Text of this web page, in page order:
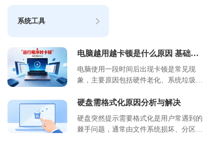
系统工具
电脑越用越卡顿是什么原因 基础排
查步骤
电脑使用一段时间后出现卡顿是常见现
象，主要原因包括硬件老化、系统垃圾堆
绍了卡顿的核心成因，提供了适合小白的
及硬件升级方案。通过科学维护，可显著
延长电脑使用寿命，提升运行效率。浙舟
硬盘需格式化原因分析与解决
硬盘突然提示需要格式化是用户常遇到的
棘手问题，通常由文件系统损坏、分区表